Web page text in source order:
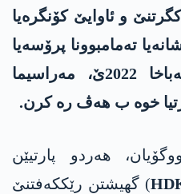
و ئاوایێ کۆنگرەیا
تەمامبوونا پرۆسەیا
یەکگرتنێ، رۆژا 16ێ تەباخا 2022ێ، مەراسیما
خوە ب هەڤ رە کرن.
هەردو پارتیێن
) گهیشتن رێکكەفتنێ